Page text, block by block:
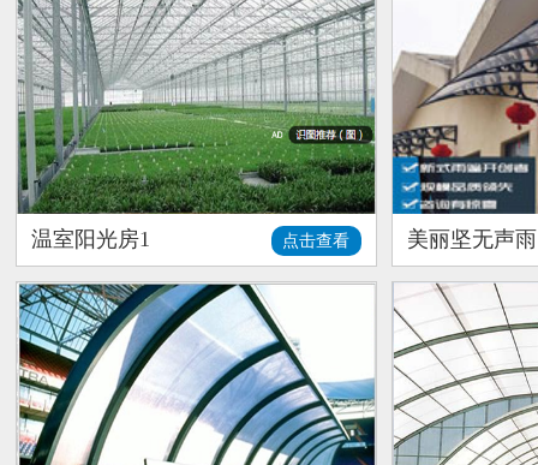
温室阳光房1 点击查看 美丽坚无声